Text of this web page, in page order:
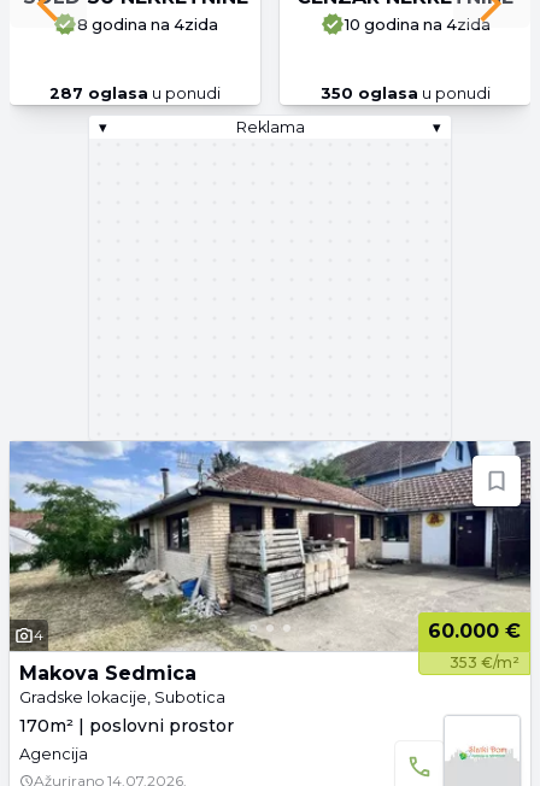
8 godina na 4zida
287 oglasa u ponudi
10 godina na 4zida
350 oglasa u ponudi
Previous slide Next
▾ Reklama ▾
4 60.000 €
353 €/m²
Makova Sedmica
Gradske lokacije, Subotica
170m² | poslovni prostor
Agencija
Ažurirano 14.07.2026.